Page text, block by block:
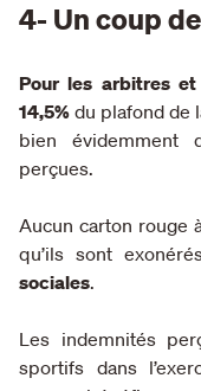
4- Un coup
Pour les arbitres
14,5% du plafond de
bien évidemment
perçues.
Aucun carton rouge
qu’ils sont
sociales.
Les indemnités
sportifs dans